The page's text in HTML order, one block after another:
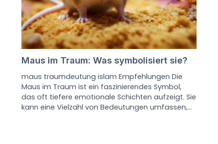
Maus im Traum: Was symbolisiert sie?
maus traumdeutung islam Empfehlungen Die
Maus im Traum ist ein faszinierendes Symbol,
das oft tiefere emotionale Schichten aufzeigt. Sie
kann eine Vielzahl von Bedeutungen umfassen,…